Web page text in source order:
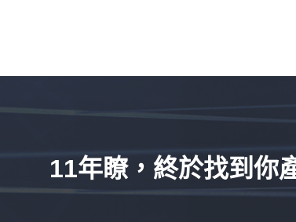
11年瞭，終於找到你